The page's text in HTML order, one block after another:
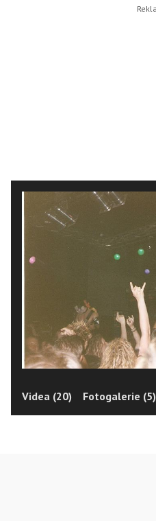
Videa (20) Fotogalerie (5)